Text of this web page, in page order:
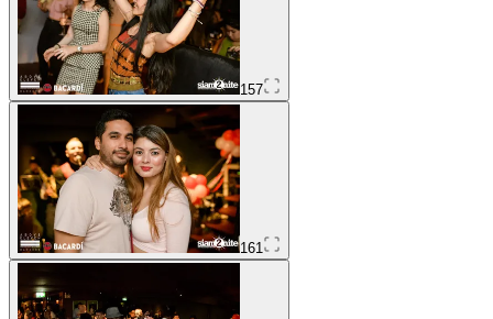
157
161